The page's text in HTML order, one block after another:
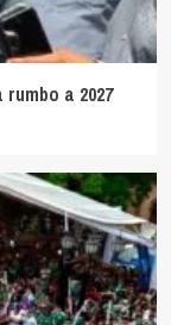
a 2027